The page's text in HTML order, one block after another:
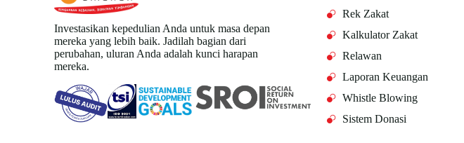
Investasikan kepedulian Anda untuk masa depan
mereka yang lebih baik. Jadilah bagian dari
perubahan, uluran Anda adalah kunci harapan
mereka.
Rek Zakat
Kalkulator Zakat
Relawan
Laporan Keuangan
Whistle Blowing
Sistem Donasi